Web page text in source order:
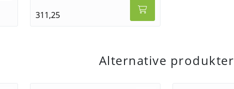
311,25
Alternative produkter